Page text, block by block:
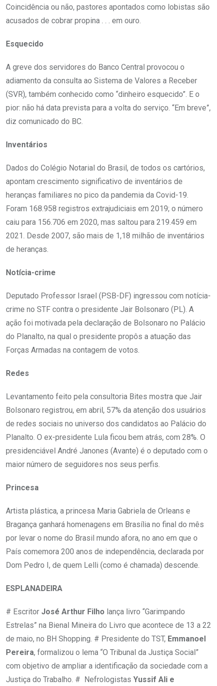
Coincidência ou não, pastores apontados como lobistas são
acusados de cobrar propina . . . em ouro.
Esquecido
A greve dos servidores do Banco Central provocou o
adiamento da consulta ao Sistema de Valores a Receber
(SVR), também conhecido como “dinheiro esquecido”. E o
pior: não há data prevista para a volta do serviço. “Em breve”,
diz comunicado do BC.
Inventários
Dados do Colégio Notarial do Brasil, de todos os cartórios,
apontam crescimento significativo de inventários de
heranças familiares no pico da pandemia da Covid-19.
Foram 168.958 registros extrajudiciais em 2019; o número
caiu para 156.706 em 2020, mas saltou para 219.459 em
2021. Desde 2007, são mais de 1,18 milhão de inventários
de heranças.
Notícia-crime
Deputado Professor Israel (PSB-DF) ingressou com notícia-
crime no STF contra o presidente Jair Bolsonaro (PL). A
ação foi motivada pela declaração de Bolsonaro no Palácio
do Planalto, na qual o presidente propôs a atuação das
Forças Armadas na contagem de votos.
Redes
Levantamento feito pela consultoria Bites mostra que Jair
Bolsonaro registrou, em abril, 57% da atenção dos usuários
de redes sociais no universo dos candidatos ao Palácio do
Planalto. O ex-presidente Lula ficou bem atrás, com 28%. O
presidenciável André Janones (Avante) é o deputado com o
maior número de seguidores nos seus perfis.
Princesa
Artista plástica, a princesa Maria Gabriela de Orleans e
Bragança ganhará homenagens em Brasília no final do mês
por levar o nome do Brasil mundo afora, no ano em que o
País comemora 200 anos de independência, declarada por
Dom Pedro I, de quem Lelli (como é chamada) descende.
ESPLANADEIRA
# Escritor José Arthur Filho lança livro “Garimpando
Estrelas” na Bienal Mineira do Livro que acontece de 13 a 22
de maio, no BH Shopping. # Presidente do TST, Emmanoel
Pereira, formalizou o lema “O Tribunal da Justiça Social”
com objetivo de ampliar a identificação da sociedade com a
Justiça do Trabalho. # Nefrologistas Yussif Ali e